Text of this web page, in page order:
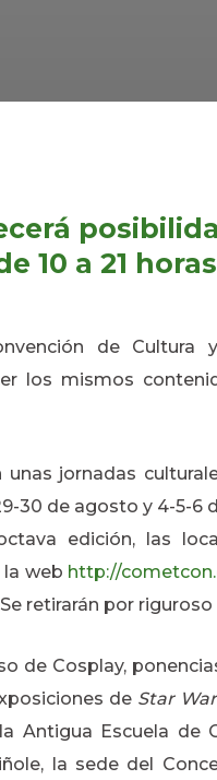
10 a 21
de
los mismos
jornadas
30 de agosto y 4-5-6
edición, las
la web http://
retirarán por
de Cosplay,
de Star
Antigua Escuela de
la sede del